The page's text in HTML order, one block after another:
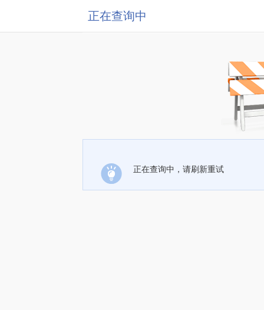
正在查询中
正在查询中，请刷新重试